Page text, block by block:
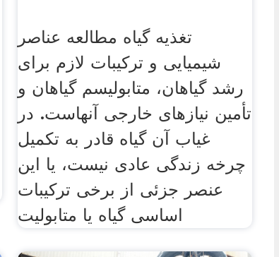
تغذیه گیاه مطالعه عناصر
شیمیایی و ترکیبات لازم برای
رشد گیاهان، متابولیسم گیاهان و
تأمین نیازهای خارجی آنهاست. در
غیاب آن گیاه قادر به تکمیل
چرخه زندگی عادی نیست، یا این
عنصر جزئی از برخی ترکیبات
اساسی گیاه یا متابولیت